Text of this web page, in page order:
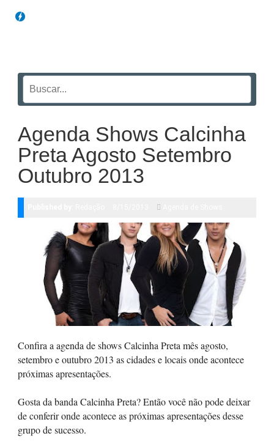
Agenda Shows Calcinha
Preta Agosto Setembro
Outubro 2013
Confira a agenda de shows Calcinha Preta mês agosto,
setembro e outubro 2013 as cidades e locais onde acontece
próximas apresentações.
Gosta da banda Calcinha Preta? Então você não pode deixar
de conferir onde acontece as próximas apresentações desse
grupo de sucesso.